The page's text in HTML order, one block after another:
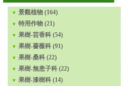
景觀植物 (164)
特用作物 (21)
果樹-芸香科 (54)
果樹-薔薇科 (91)
果樹-桑科 (22)
果樹-無患子科 (22)
果樹-漆樹科 (14)